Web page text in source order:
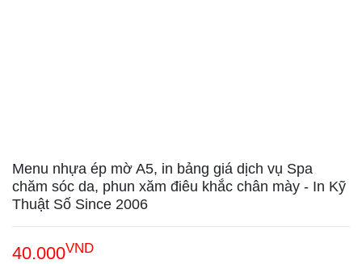
Menu nhựa ép mờ A5, in bảng giá dịch vụ Spa
chăm sóc da, phun xăm điêu khắc chân mày - In Kỹ
Thuật Số Since 2006
40.000VND